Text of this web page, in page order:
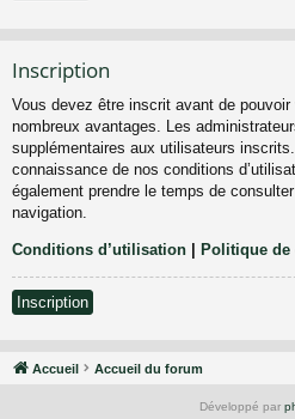
Inscription
Vous devez être inscrit avant de
nombreux avantages. Les
supplémentaires aux utilisateurs
connaissance de nos conditions
également prendre le temps de
navigation.
Conditions d’utilisation | Politique de
Inscription
Accueil Accueil du forum
Développé par